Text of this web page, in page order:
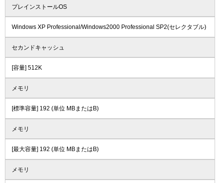
プレインストールOS
Windows XP Professional/Windows2000 Professional SP2(セレクタブル)
セカンドキャッシュ
[容量] 512K
メモリ
[標準容量] 192 (単位 MBまたはB)
メモリ
[最大容量] 192 (単位 MBまたはB)
メモリ